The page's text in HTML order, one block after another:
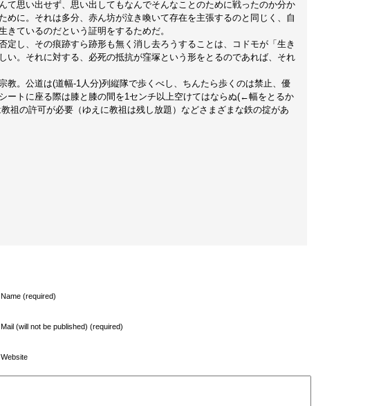
て思い出せず、思い出してもなんでそんなことのために戦ったのか分か
めに。それは多分、赤ん坊が泣き喚いて存在を主張するのと同じく、自
きているのだという証明をするためだ。
定し、その痕跡すら跡形も無く消し去ろうすることは、コドモが「生き
い。それに対する、必死の抵抗が窪塚という形をとるのであれば、それ
教。公道は(道幅-1人分)列縦隊で歩くべし、ちんたら歩くのは禁止、優
ートに座る際は膝と膝の間を1センチ以上空けてはならぬ(←幅をとるか
祖の許可が必要（ゆえに教祖は残し放題）などさまざまな鉄の掟があ
Name (required)
Mail (will not be published) (required)
Website